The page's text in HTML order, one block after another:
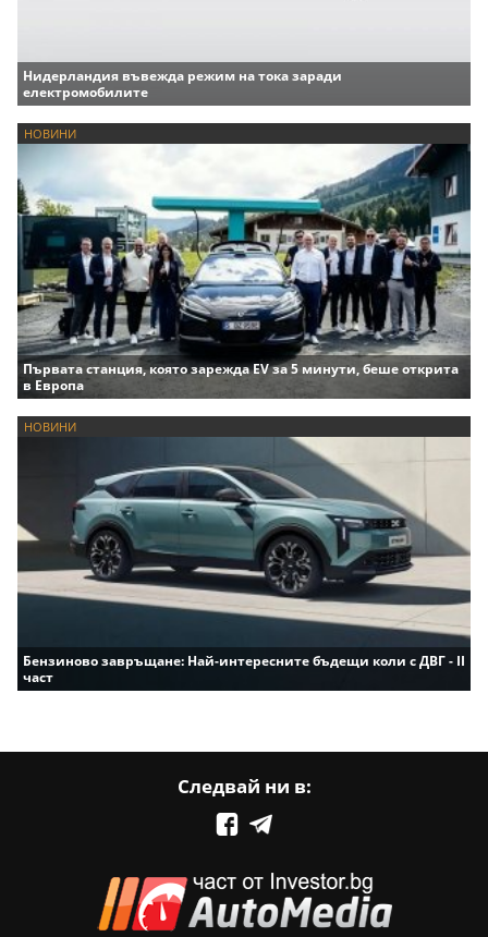
Нидерландия въвежда режим на тока заради
електромобилите
НОВИНИ
Първата станция, която зарежда EV за 5 минути, беше открита
в Европа
НОВИНИ
Бензиново завръщане: Най-интересните бъдещи коли с ДВГ - II
част
Следвай ни в: